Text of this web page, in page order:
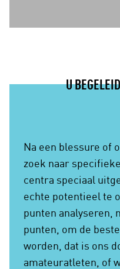
U
Na een blessure of
zoek naar
centra speciaal
echte potentieel te
punten analyseren,
punten, om de
worden, dat is ons
amateuratleten, of